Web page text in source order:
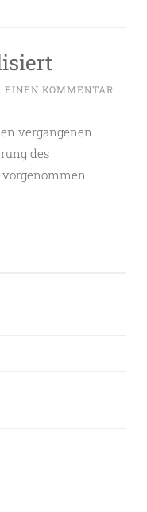
EINEN KOMMENTAR
vergangenen
des
vorgenommen.